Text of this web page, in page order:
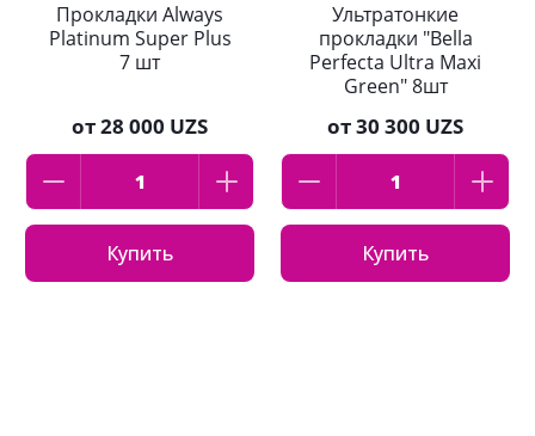
Прокладки Always
Platinum Super Plus
7 шт
от28 000 UZS
Купить
Ультратонкие
прокладки "Bella
Perfecta Ultra Maxi
Green" 8шт
от30 300 UZS
Купить